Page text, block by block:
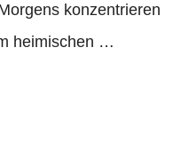
konzentrieren
heimischen …